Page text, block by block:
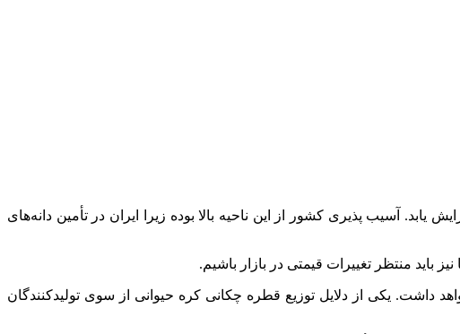
آسیب پذیری کشور از این ناحیه بالا بوده زیرا ایران در تأمین دانه‌های
منتظر تغییرات قیمتی در بازار باشیم.
داشت. یکی از دلایل توزیع قطره چکانی کره حیوانی از سوی تولیدکنندگان